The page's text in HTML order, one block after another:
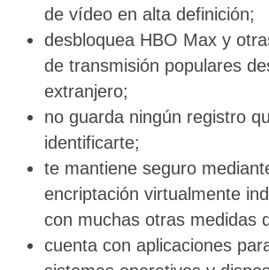
de vídeo en alta definición;
desbloquea HBO Max y
de transmisión populares
extranjero;
no guarda ningún registro
identificarte;
te mantiene seguro
encriptación virtualmente
con muchas otras medidas
cuenta con aplicaciones